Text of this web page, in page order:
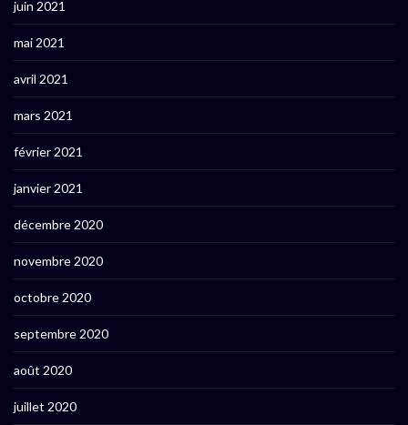
juin 2021
mai 2021
avril 2021
mars 2021
février 2021
janvier 2021
décembre 2020
novembre 2020
octobre 2020
septembre 2020
août 2020
juillet 2020